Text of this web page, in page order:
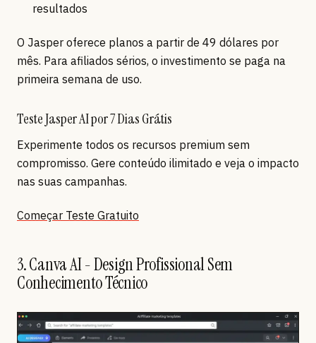
resultados
O Jasper oferece planos a partir de 49 dólares por
mês. Para afiliados sérios, o investimento se paga na
primeira semana de uso.
Teste Jasper AI por 7 Dias Grátis
Experimente todos os recursos premium sem
compromisso. Gere conteúdo ilimitado e veja o impacto
nas suas campanhas.
Começar Teste Gratuito
3. Canva AI - Design Profissional Sem
Conhecimento Técnico